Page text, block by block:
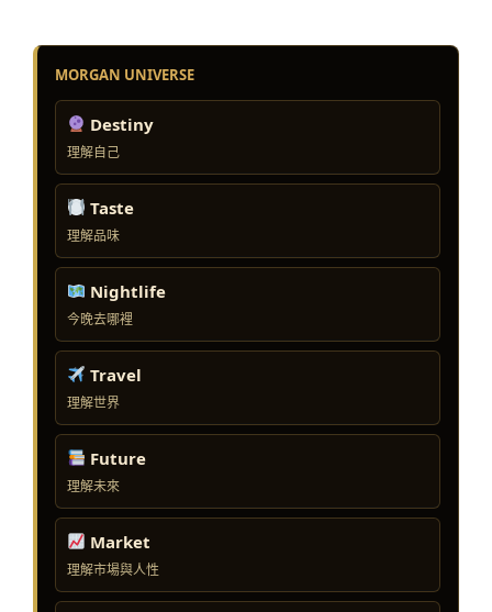
MORGAN UNIVERSE
Destiny
理解自己
Taste
理解品味
Nightlife
今晚去哪裡
Travel
理解世界
Future
理解未來
Market
理解市場與人性